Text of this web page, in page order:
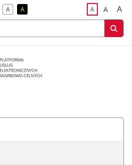
Akontrast domyślny
Akontrast żółty tekst na czarnym tle
Adomyślna
A A